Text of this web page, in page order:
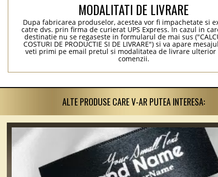
MODALITATI DE LIVRARE
Dupa fabricarea produselor, acestea vor fi impachetate si
catre dvs. prin firma de curierat UPS Express. In cazul in
destinatie nu se regaseste in formularul de mai sus
COSTURI DE PRODUCTIE SI DE LIVRARE") si va apare
veti primi pe email pretul si modalitatea de livrare
comenzii.
ALTE PRODUSE CARE V-AR PUTEA INTERESA: